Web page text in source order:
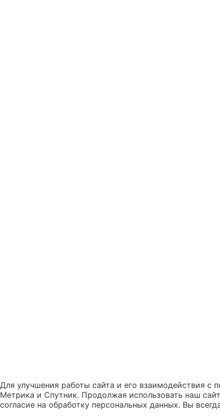
Для улучшения работы сайта и его взаимодействия с
Метрика и Спутник. Продолжая использовать наш
согласие на обработку персональных данных. Вы